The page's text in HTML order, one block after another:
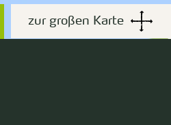
zur großen Karte